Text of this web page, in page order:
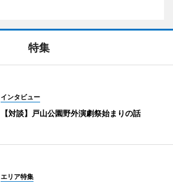
特集
インタビュー
【対談】戸山公園野外演劇祭始まりの話
エリア特集